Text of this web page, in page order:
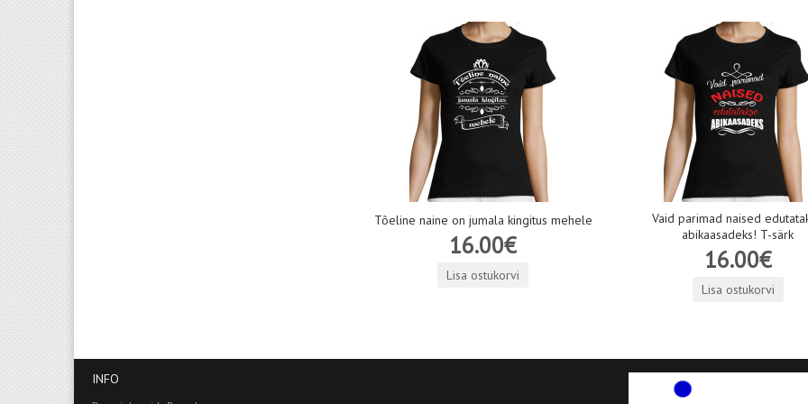
Tõeline naine on jumala kingitus mehele
16.00€
Lisa ostukorvi
Vaid parimad naised
abikaasadeks! T-särk
16.00€
Lisa ostukorvi
INFO